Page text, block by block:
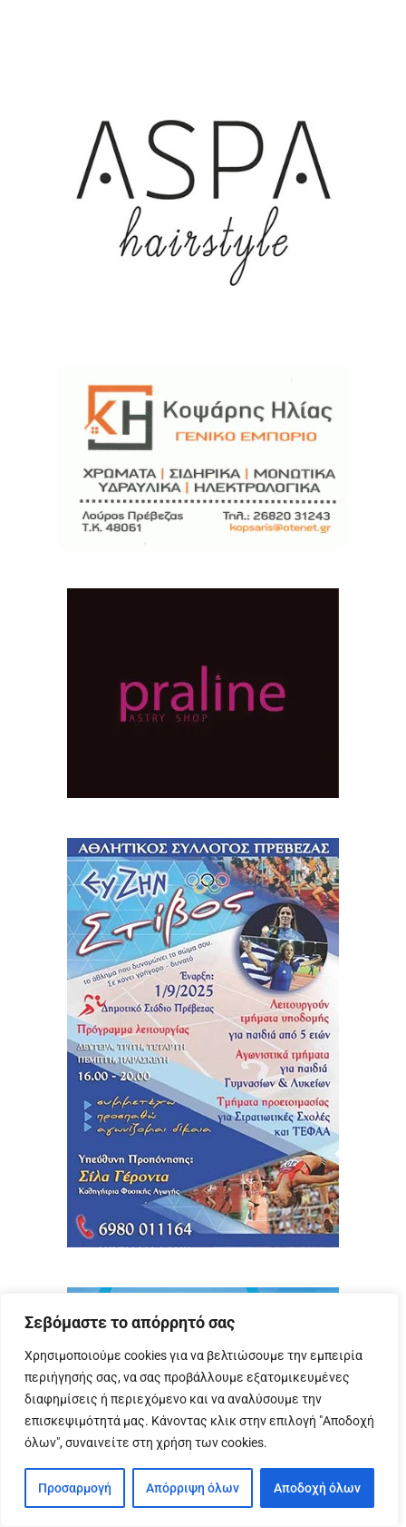
Σεβόμαστε το απόρρητό σας
Χρησιμοποιούμε cookies για να βελτιώσουμε την εμπειρία
περιήγησής σας, να σας προβάλλουμε εξατομικευμένες
διαφημίσεις ή περιεχόμενο και να αναλύσουμε την
επισκεψιμότητά μας. Κάνοντας κλικ στην επιλογή "Αποδοχή
όλων", συναινείτε στη χρήση των cookies.
Προσαρμογή Απόρριψη όλων Αποδοχή όλων